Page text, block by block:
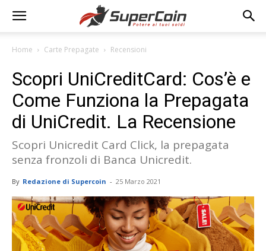
Home Carte Prepagate Recensioni
Scopri UniCreditCard: Cos’è e
Come Funziona la Prepagata
di UniCredit. La Recensione
Scopri Unicredit Card Click, la prepagata
senza fronzoli di Banca Unicredit.
By Redazione di Supercoin - 25 Marzo 2021